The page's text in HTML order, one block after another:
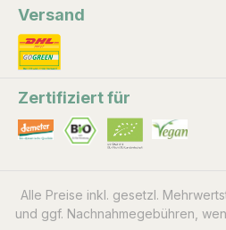
Versand
Zertifiziert für
Alle Preise inkl. gesetzl.
und ggf. Nachnahmegebühren,